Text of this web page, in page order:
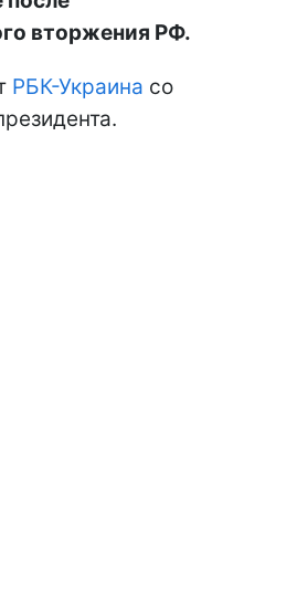
вторжения РФ.
РБК-Украина со